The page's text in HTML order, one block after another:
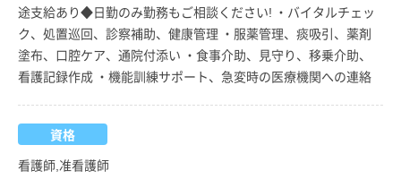
途支給あり◆日勤のみ勤務もご相談ください! ・バイタルチェッ
ク、処置巡回、診察補助、健康管理 ・服薬管理、痰吸引、薬剤
塗布、口腔ケア、通院付添い ・食事介助、見守り、移乗介助、
看護記録作成 ・機能訓練サポート、急変時の医療機関への連絡
資格
看護師,准看護師